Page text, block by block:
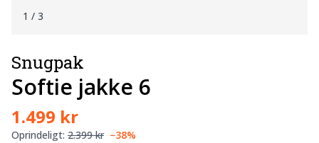
1 / 3
Snugpak
Softie jakke 6
1.499 kr
Oprindeligt: 2.399 kr −38%